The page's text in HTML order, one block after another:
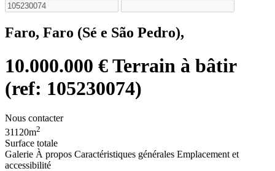
Faro, Faro (Sé e São Pedro),
10.000.000 €Terrain à bâtir
(ref: 105230074)
Nous contacter
31120m2
Surface totale
Galerie À propos Caractéristiques générales Emplacement et
accessibilité